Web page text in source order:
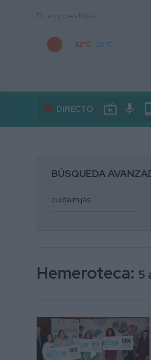
32°C 25°C
DIRECTO live_tv mic
BÚSQUEDA
Hemeroteca: 5